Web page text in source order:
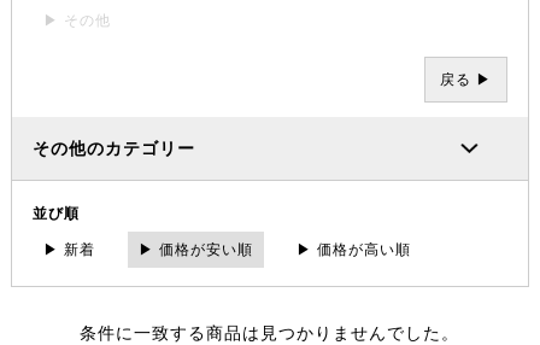
▶ その他
戻る ▶
その他のカテゴリー
並び順
▶ 新着 ▶ 価格が安い順 ▶ 価格が高い順
条件に一致する商品は見つかりませんでした。